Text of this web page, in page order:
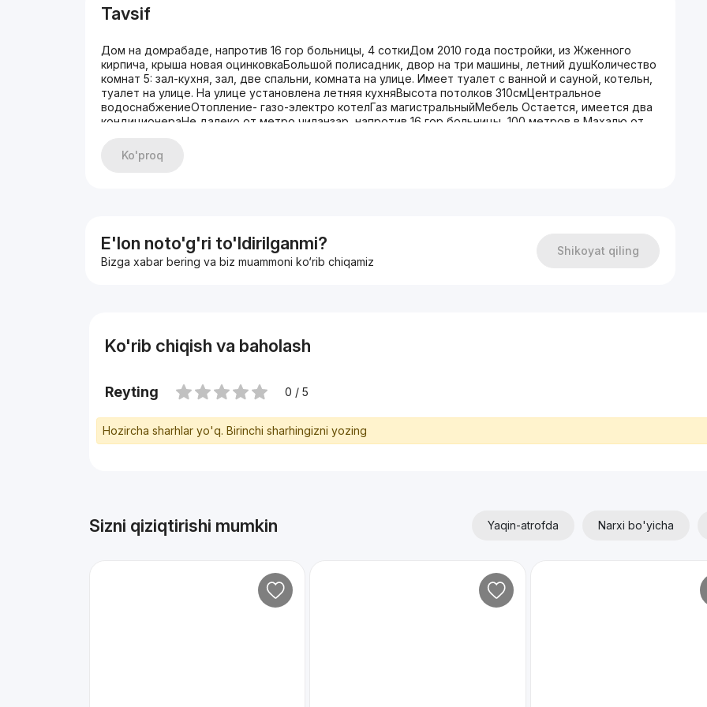
Tavsif
Дом на домрабаде, напротив 16 гор больницы, 4 соткиДом 2010 года постройки, из Жженного
кирпича, крыша новая оцинковкаБольшой полисадник, двор на три машины, летний душКоличество
комнат 5: зал-кухня, зал, две спальни, комната на улице. Имеет туалет с ванной и сауной, котельн,
туалет на улице. На улице установлена летняя кухняВысота потолков 310смЦентральное
водоснабжениеОтопление- газо-электро котелГаз магистральныйМебель Остается, имеется два
кондиционераНе далеко от метро чиланзар, напротив 16 гор больницы, 100 метров в Махалю от
Ko'proq
E'lon noto'g'ri to'ldirilganmi?
Bizga xabar bering va biz muammoni ko‘rib chiqamiz
Shikoyat qiling
Ko'rib chiqish va baholash
Reyting 0 / 5
Hozircha sharhlar yo'q. Birinchi sharhingizni yozing
Sizni qiziqtirishi mumkin Yaqin-atrofda Narxi bo'yicha